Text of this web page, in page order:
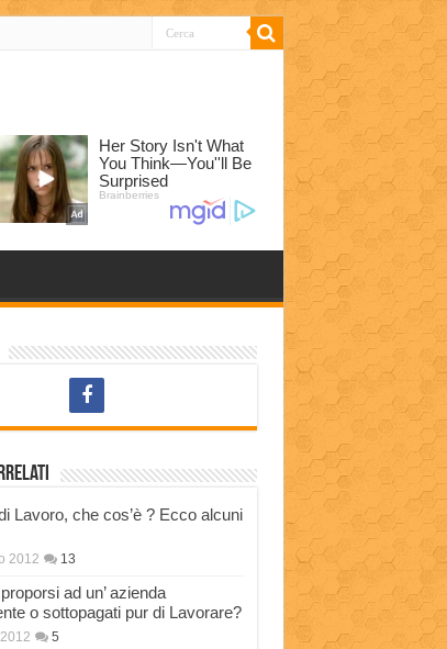
Lavoro, che cos’è ? Ecco alcuni
2012 13
ad un’ azienda
o sottopagati pur di Lavorare?
5